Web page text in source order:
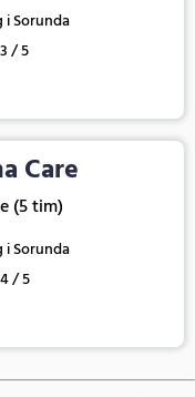
Sorunda
/ 5
Care
(5 tim)
Sorunda
/ 5